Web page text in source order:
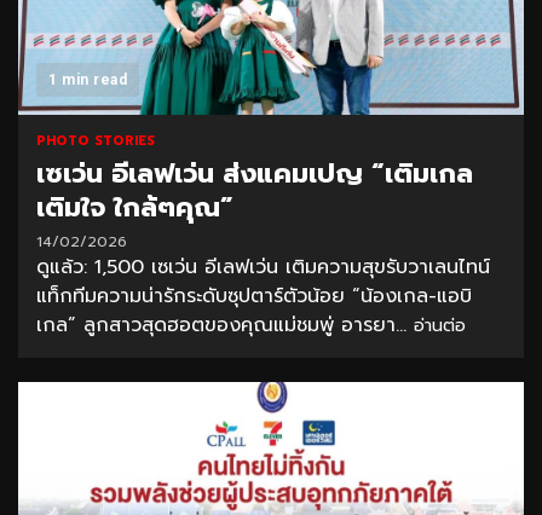
1 min read
PHOTO STORIES
เซเว่น อีเลฟเว่น ส่งแคมเปญ “เติมเกล
เติมใจ ใกล้ๆคุณ”
14/02/2026
ดูแล้ว: 1,500 เซเว่น อีเลฟเว่น เติมความสุขรับวาเลนไทน์
แท็กทีมความน่ารักระดับซุปตาร์ตัวน้อย “น้องเกล-แอบิ
เกล” ลูกสาวสุดฮอตของคุณแม่ชมพู่ อารยา... อ่านต่อ